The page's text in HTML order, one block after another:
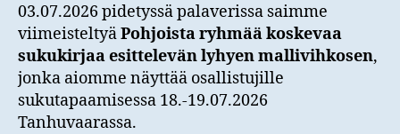
03.07.2026 pidetyssä palaverissa saimme
viimeisteltyäPohjoista ryhmää koskevaa
sukukirjaa esittelevän lyhyen mallivihkosen,
jonka aiomme näyttää osallistujille
sukutapaamisessa 18.-19.07.2026
Tanhuvaarassa.